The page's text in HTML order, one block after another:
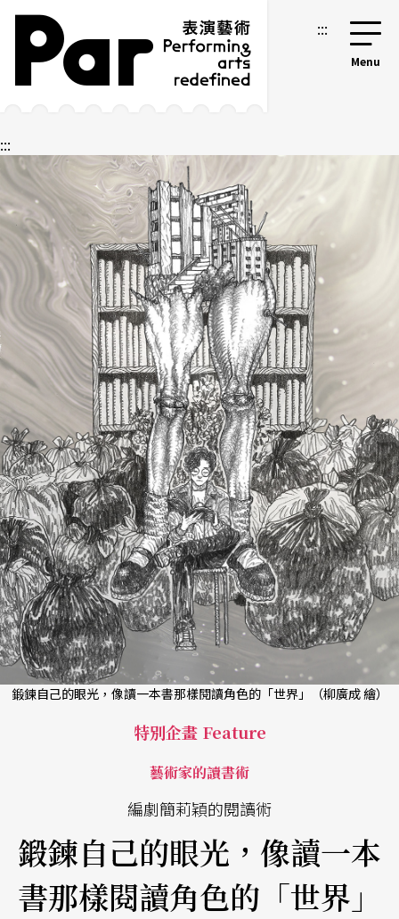
跳到主要內容區塊
網站導覽 :::
:::
鍛鍊自己的眼光，像讀一本書那樣閱讀角色的「世界」（柳廣成 繪）
特別企畫 Feature
藝術家的讀書術
編劇簡莉穎的閱讀術
鍛鍊自己的眼光，像讀一本
書那樣閱讀角色的「世界」